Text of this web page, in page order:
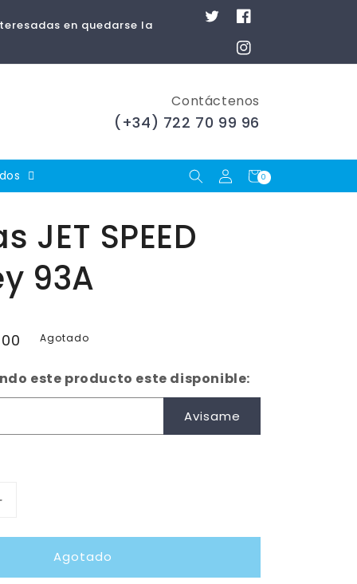
en quedarse la TwitterFacebook
Instagram
Contáctenos
(+34) 722 70 99 96
Iniciar
sesión
Carrito
0
0
artículos
JET SPEED
93A
Agotado
este producto este disponible:
Avisame
Agotado